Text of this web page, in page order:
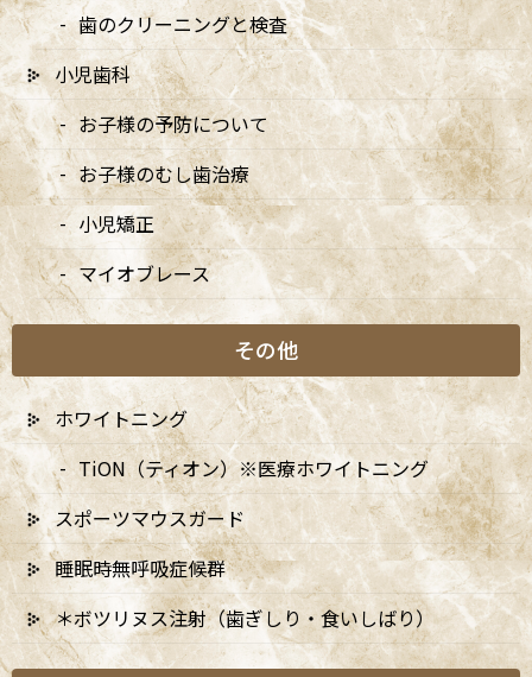
〒166-0004 東京都杉並区阿佐谷南3-37-14 第二北原ビル3階
JR中央線(快速)「阿佐ケ谷駅」徒歩0分 / JR中央/総武線「阿佐ケ
谷駅」徒歩0分 / 東京メトロ丸ノ内線「南阿佐ケ谷駅」徒歩8分
TEL：03-6915-1315
診療時間 月 火 水 木 金 土
日
9:00-13:00
● ▲ ● ● ● ●
★
歯のクリーニングと検査
小児歯科
お子様の予防について
お子様のむし歯治療
小児矯正
マイオブレース
その他
ホワイトニング
TiON（ティオン）※医療ホワイトニング
スポーツマウスガード
睡眠時無呼吸症候群
＊ボツリヌス注射（歯ぎしり・食いしばり）